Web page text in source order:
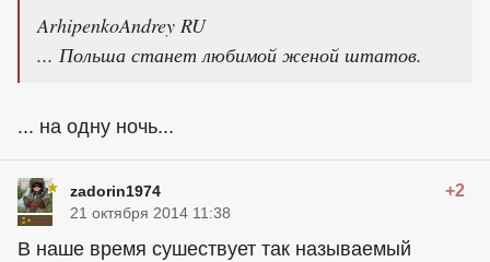
ArhipenkoAndrey RU
... Польша станет любимой женой штатов.
... на одну ночь...
zadorin1974 +2
21 октября 2014 11:38
В наше время сушествует так называемый